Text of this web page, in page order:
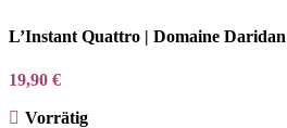
L’Instant Quattro | Domaine Daridan
19,90 €
Vorrätig